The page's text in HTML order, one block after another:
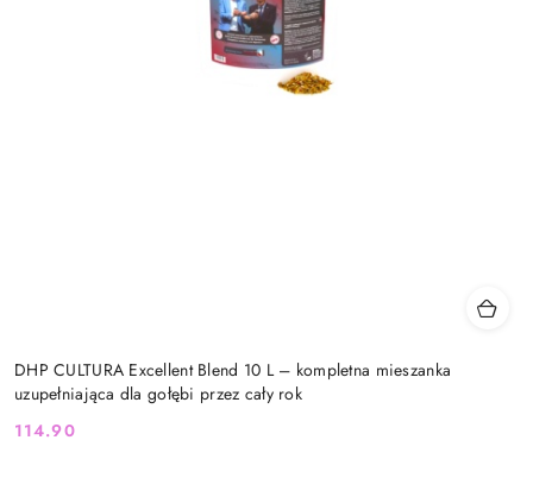
DHP CULTURA Excellent Blend 10 L – kompletna mieszanka
uzupełniająca dla gołębi przez cały rok
Cena:
114.90